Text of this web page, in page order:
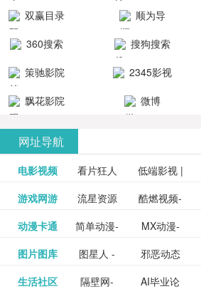
生物科技有
科技有限公
双赢目录
顺为导
航-办公运营
360搜索
搜狗搜索
策驰影院
2345影视
大全
飘花影院
微博
网址导航
电影视频 看片狂人 低端影视 |
免费高清
在线电影
泡剧网_最
新电视剧
免费在线
游戏网游 流星资源
网-流星蝴
蝶剑官网
酷燃视频-
致力于打
造中国领
豆瓣电影-
豆瓣电影
动漫卡通 简单动漫-
日本动画
MX动漫-
最新最全
三毛漫画
网
图片图库 图星人 -
设计图片
邪恶动态
图片大全
图行天下
生活社区 隔壁网- AI毕业论